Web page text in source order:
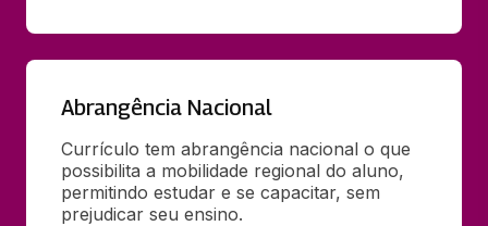
Abrangência Nacional
Currículo tem abrangência nacional o que
possibilita a mobilidade regional do aluno,
permitindo estudar e se capacitar, sem
prejudicar seu ensino.